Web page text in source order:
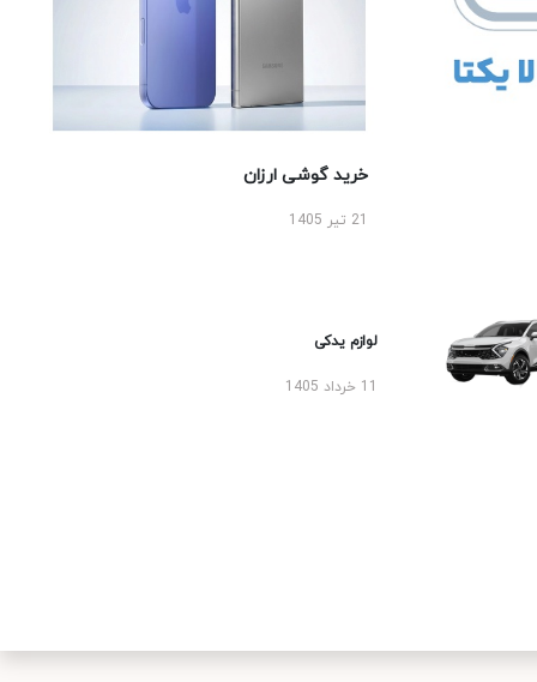
خرید گوشی ارزان
لوازم یدکی